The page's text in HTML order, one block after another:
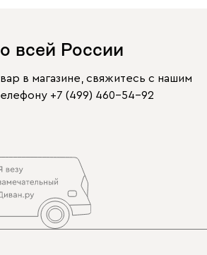
всей России
в магазине, свяжитесь с нашим
+7 (499) 460-54-92